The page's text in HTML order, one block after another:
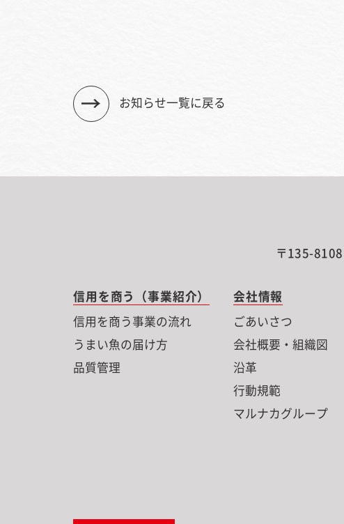
お知らせ一覧に戻る
〒135-8108
信用を商う（事業紹介）
信用を商う事業の流れ
うまい魚の届け方
品質管理
会社情報
ごあいさつ
会社概要・組織図
沿革
行動規範
マルナカグループ